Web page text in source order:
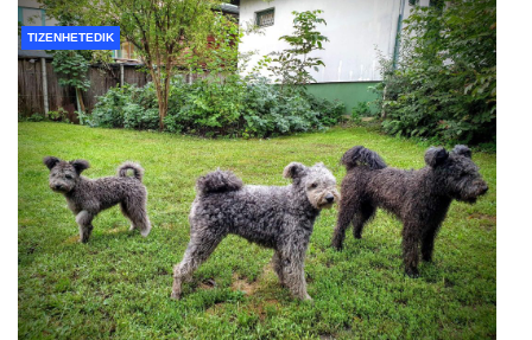
TIZENHETEDIK